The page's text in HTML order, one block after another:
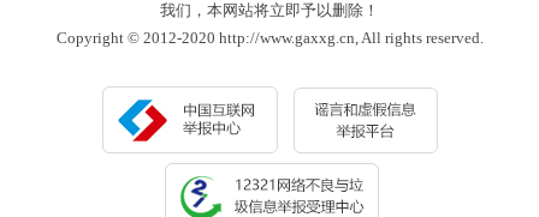
我们，本网站将立即予以删除！
Copyright © 2012-2020 http://www.gaxxg.cn, All rights reserved.